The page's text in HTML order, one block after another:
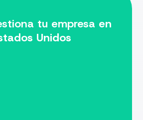
tu empresa en
Unidos